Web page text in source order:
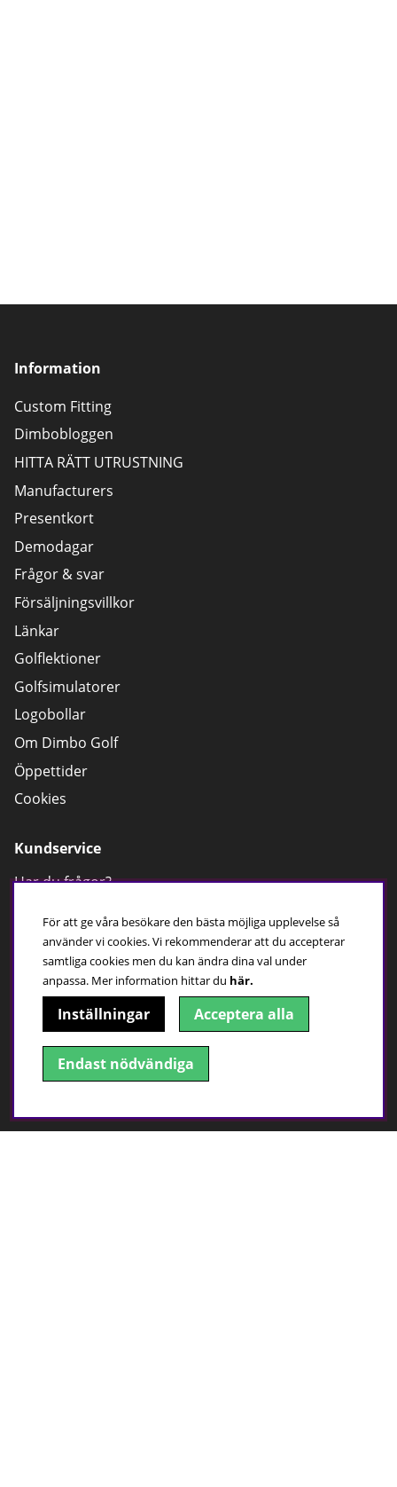
Information
Custom Fitting
Dimbobloggen
HITTA RÄTT UTRUSTNING
Manufacturers
Presentkort
Demodagar
Frågor & svar
Försäljningsvillkor
Länkar
Golflektioner
Golfsimulatorer
Logobollar
Om Dimbo Golf
Öppettider
Cookies
Kundservice
Har du frågor?
Maila till oss
Öppettider, butik
Mån-Fre; 10:00-18:00
Lör; 09:00-15:00
Stängt
Hitta till oss!
För att ge våra besökare den bästa möjliga upplevelse så
använder vi cookies. Vi rekommenderar att du accepterar
samtliga cookies men du kan ändra dina val under
anpassa. Mer information hittar du här.
Inställningar Acceptera alla
Endast nödvändiga